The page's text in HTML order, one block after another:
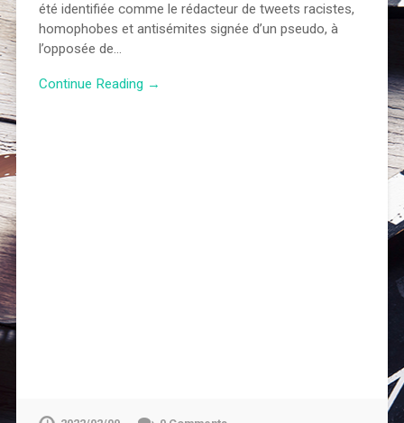
été identifiée comme le rédacteur de tweets racistes,
homophobes et antisémites signée d’un pseudo, à
l’opposée de…
Continue Reading →